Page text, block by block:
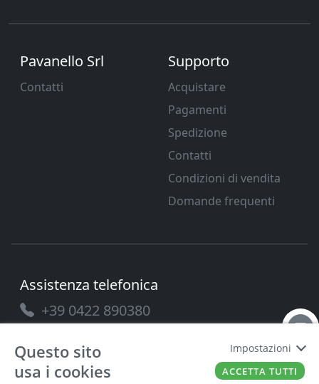
Pavanello Srl
Contatti
Supporto
Acquistare
Pagamenti
Spedizione
Contatti
Condizioni di vendita
Domande frequenti
Assistenza telefonica
+39 0422 890380
Questo sito
usa i cookies
Impostazioni
ACCETTA TUTTI